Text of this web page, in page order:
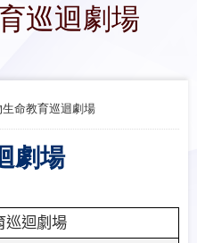
巡迴劇場
生命教育巡迴劇場
劇場
巡迴劇場